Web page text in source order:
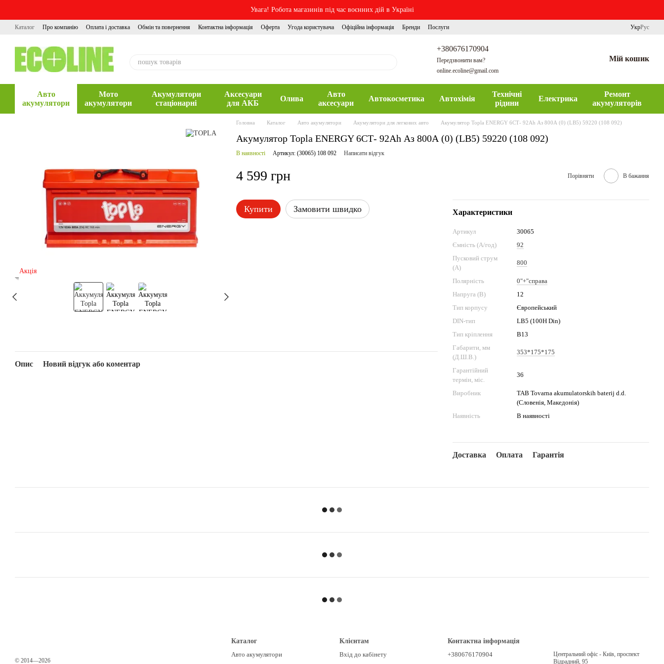
Увага! Робота магазинів під час воєнних дій в Україні
Каталог Про компанію Оплата і доставка Обмін та повернення Контактна інформація Оферта Угода користувача Офіційна інформація Бренди Послуги УкрРус
+380676170904
Передзвонити вам?
online.ecoline@gmail.com
Мій кошик
Авто
акумулятори
Мото
акумулятори
Акумулятори
стаціонарні
Аксесуари
для АКБ
Олива
Авто
аксесуари
Автокосметика Автохімія
Технічні
рідини
Електрика
Ремонт
акумуляторів
Акція
Головна Каталог Авто акумулятори Акумулятори для легкових авто Акумулятор Topla ENERGY 6СТ- 92Ah Аз 800А (0) (LB5) 59220 (108 092)
Акумулятор Topla ENERGY 6СТ- 92Ah Аз 800А (0) (LB5) 59220 (108 092)
В наявності Артикул: (30065) 108 092 Написати відгук
4 599 грн Порівняти В бажання
Купити Замовити швидко Характеристики
Артикул
30065
Ємність (А/год)
92
Пусковий струм
(А)
800
Полярність
0"+"справа
Напруга (В)
12
Тип корпусу
Європейський
DIN-тип
LB5 (100H Din)
Тип кріплення
B13
Габарити, мм
(Д.Ш.В.)
353*175*175
Гарантійний
термін, міс.
36
Виробник
TAB Tovarna akumulatorskih baterij d.d.
(Словенія, Македонія)
Наявність
В наявності
Доставка Оплата Гарантія
Опис Новий відгук або коментар
© 2014—2026
Каталог
Авто акумулятори
Клієнтам
Вхід до кабінету
Контактна інформація
+380676170904
Центральний офіс - Київ, проспект
Відрадний, 95